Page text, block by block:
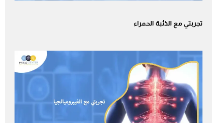
تجربتي مع الذئبة الحمراء